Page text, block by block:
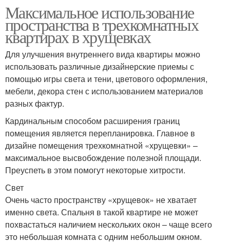
Максимальное использование
пространства в трехкомнатных
квартирах в хрущевках
Для улучшения внутреннего вида квартиры можно
использовать различные дизайнерские приемы с
помощью игры света и тени, цветового оформления,
мебели, декора стен с использованием материалов
разных фактур.
Кардинальным способом расширения границ
помещения является перепланировка. Главное в
дизайне помещения трехкомнатной «хрущевки» –
максимальное высвобождение полезной площади.
Преуспеть в этом помогут некоторые хитрости.
Свет
Очень часто пространству «хрущевок» не хватает
именно света. Спальня в такой квартире не может
похвастаться наличием нескольких окон – чаще всего
это небольшая комната с одним небольшим окном.